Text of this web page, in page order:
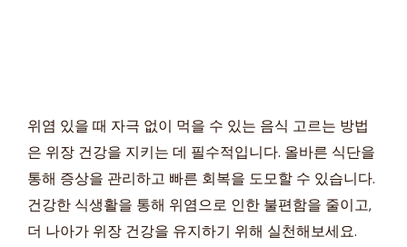
위염 있을 때 자극 없이 먹을 수 있는 음식 고르는 방법
은 위장 건강을 지키는 데 필수적입니다. 올바른 식단을
통해 증상을 관리하고 빠른 회복을 도모할 수 있습니다.
건강한 식생활을 통해 위염으로 인한 불편함을 줄이고,
더 나아가 위장 건강을 유지하기 위해 실천해보세요.